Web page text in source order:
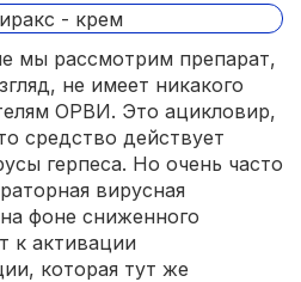
мы рассмотрим препарат,
не имеет никакого
ОРВИ. Это ацикловир,
средство действует
герпеса. Но очень часто
вирусная
фоне сниженного
к активации
которая тут же